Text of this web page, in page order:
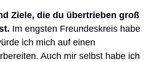
Ziele, die du übertrieben groß
Im engsten Freundeskreis habe
ich mich auf einen
Auch mir selbst habe ich